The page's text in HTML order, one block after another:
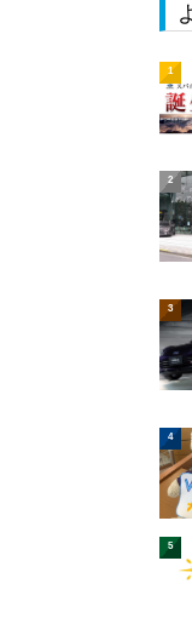
1
2
3
4
5